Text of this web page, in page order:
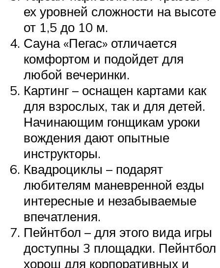
ех уровней сложности на высоте
от 1,5 до 10 м.
Сауна «Пегас» отличается
комфортом и подойдет для
любой вечеринки.
Картинг – оснащен картами как
для взрослых, так и для детей.
Начинающим гонщикам уроки
вождения дают опытные
инструкторы.
Квадроциклы – подарят
любителям маневренной езды
интересные и незабываемые
впечатления.
Пейнтбол – для этого вида игры
доступны 3 площадки. Пейнтбол
хорош для корпоративных и